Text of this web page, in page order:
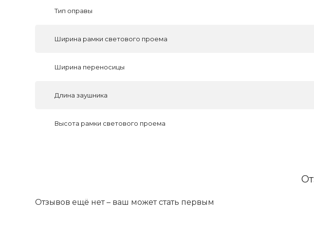
Тип оправы
Ширина рамки светового проема
Ширина переносицы
Длина заушника
Высота рамки светового проема
Отзывов ещё нет – ваш может стать первым